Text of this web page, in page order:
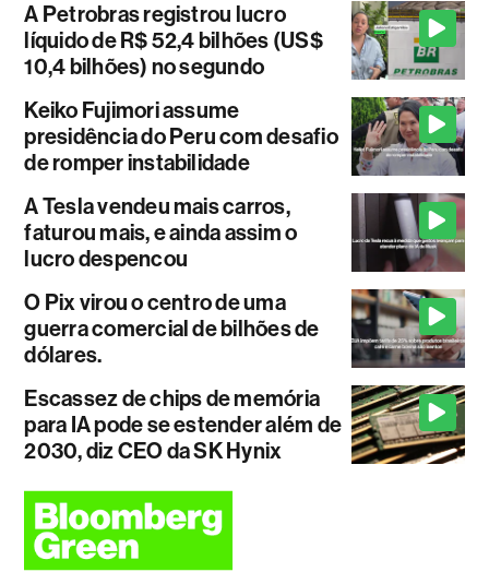
A Petrobras registrou lucro
líquido de R$ 52,4 bilhões (US$
10,4 bilhões) no segundo
Keiko Fujimori assume
presidência do Peru com desafio
de romper instabilidade
A Tesla vendeu mais carros,
faturou mais, e ainda assim o
lucro despencou
O Pix virou o centro de uma
guerra comercial de bilhões de
dólares.
Escassez de chips de memória
para IA pode se estender além de
2030, diz CEO da SK Hynix